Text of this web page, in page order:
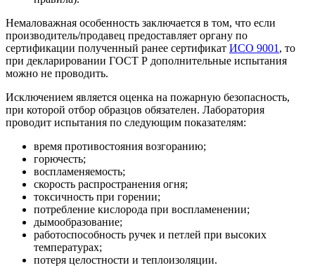
Немаловажная особенность заключается в том, что если
производитель/продавец предоставляет органу по
сертификации полученный ранее сертификат ИСО 9001 , то
при декларировании ГОСТ Р дополнительные испытания
можно не проводить.
Исключением является оценка на пожарную безопасность,
при которой отбор образцов обязателен. Лаборатория
проводит испытания по следующим показателям:
время противостояния возгоранию;
горючесть;
воспламеняемость;
скорость распространения огня;
токсичность при горении;
потребление кислорода при воспламенении;
дымообразование;
работоспособность ручек и петлей при высоких
температурах;
потеря целостности и теплоизоляции.